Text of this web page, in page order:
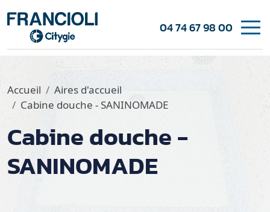
04 74 67 98 00
Accueil
Aires d'accueil
Cabine douche - SANINOMADE
Cabine douche -
SANINOMADE